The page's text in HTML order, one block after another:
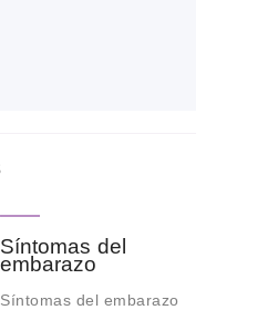
Síntomas del
embarazo
Síntomas del embarazo